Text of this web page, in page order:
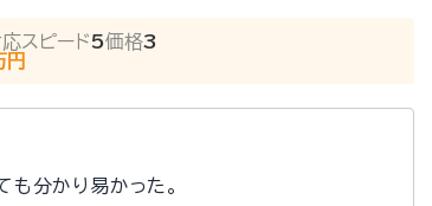
スピード5価格3
分かり易かった。